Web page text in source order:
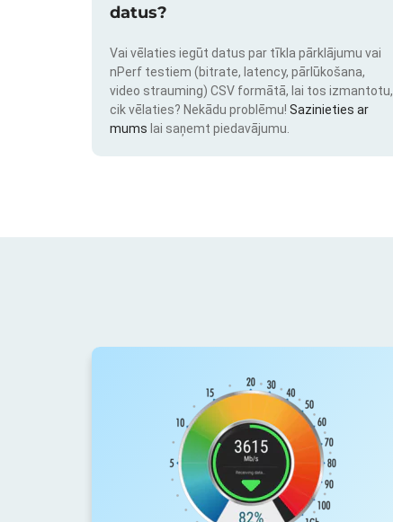
datus?
Vai vēlaties iegūt datus par tīkla pārklājumu vai
nPerf testiem (bitrate, latency, pārlūkošana,
video strauming) CSV formātā, lai tos izmantotu,
cik vēlaties? Nekādu problēmu! Sazinieties ar
mums lai saņemt piedavājumu.